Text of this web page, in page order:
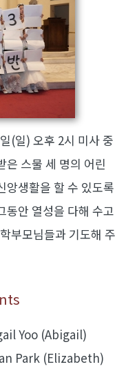
(일) 오후 2시 미사 중
은 스물 세 명의 어린
앙생활을 할 수 있도록
동안 열성을 다해 수고
부모님들과 기도해 주
Yoo (Abigail)
Park (Elizabeth)